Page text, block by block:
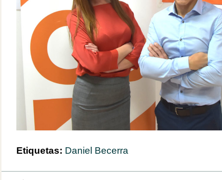
Etiquetas: Daniel Becerra